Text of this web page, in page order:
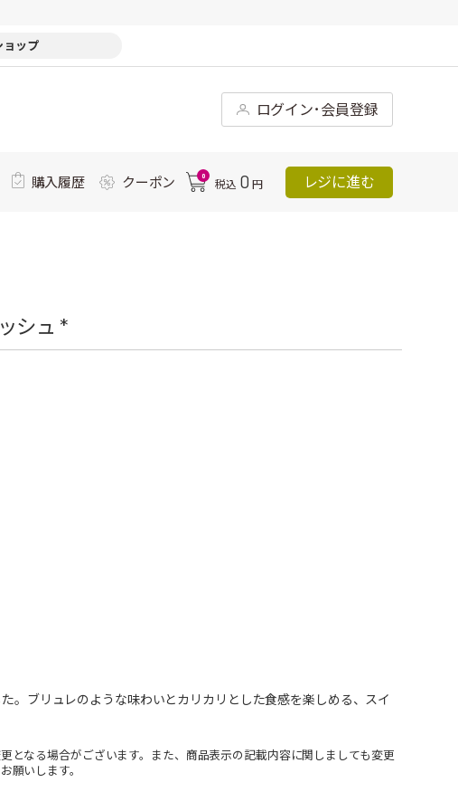
ョップ
ログイン･会員登録
購入履歴 クーポン 0
税込 0 円 レジに進む
シュ *
。ブリュレのような味わいとカリカリとした食感を楽しめる、スイ
なる場合がございます。また、商品表示の記載内容に関しましても変更
願いします。